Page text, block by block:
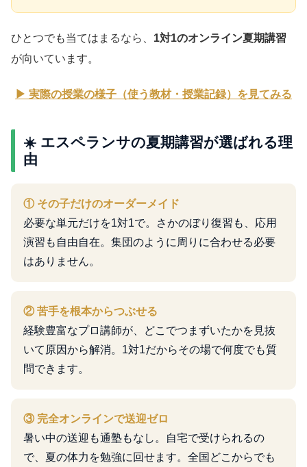
ひとつでも当てはまるなら、 1対1のオンライン夏期講習
が向いています。
▶ 実際の授業の様子（使う教材・授業記録）を見てみる
☀️ エスペランサの夏期講習が選ばれる理
由
① その子だけのオーダーメイド
必要な単元だけを1対1で。さかのぼり復習も、応用
演習も自由自在。集団のように周りに合わせる必要
はありません。
② 苦手を根本からつぶせる
経験豊富なプロ講師が、どこでつまずいたかを見抜
いて原因から解消。1対1だからその場で何度でも質
問できます。
③ 完全オンラインで送迎ゼロ
暑い中の送迎も通塾もなし。自宅で受けられるの
で、夏の体力を勉強に回せます。全国どこからでも